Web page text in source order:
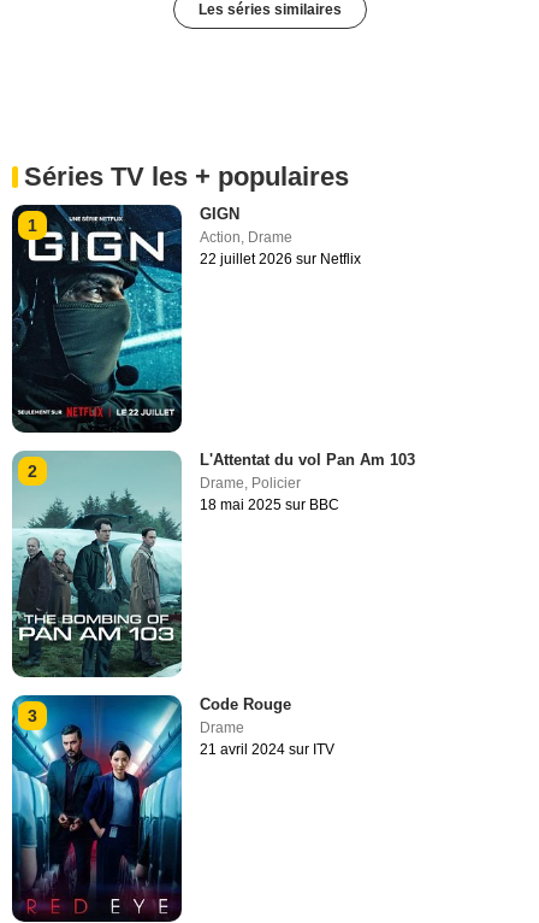
Les séries similaires
Séries TV les + populaires
1
GIGN
Action, Drame
22 juillet 2026 sur Netflix
2
L'Attentat du vol Pan Am 103
Drame Policier
18 mai 2025 sur BBC
3
Code Rouge
Drame
21 avril 2024 sur ITV